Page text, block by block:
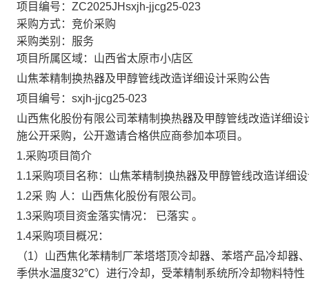
项目编号：ZC2025JHsxjh-jjcg25-023
采购方式：竞价采购
采购类别：服务
项目所属区域：山西省太原市小店区
山焦苯精制换热器及甲醇管线改造详细设计采购公告
项目编号：sxjh-jjcg25-023
山西焦化股份有限公司苯精制换热器及甲醇管线改造详细
施公开采购，公开邀请合格供应商参加本项目。
1.采购项目简介
1.1采购项目名称：山焦苯精制换热器及甲醇管线改造详细
1.2采 购 人：山西焦化股份有限公司。
1.3采购项目资金落实情况： 已落实 。
1.4采购项目概况：
（1）山西焦化苯精制厂苯塔塔顶冷却器、苯塔产品冷却
季供水温度32℃）进行冷却，受苯精制系统所冷却物料特